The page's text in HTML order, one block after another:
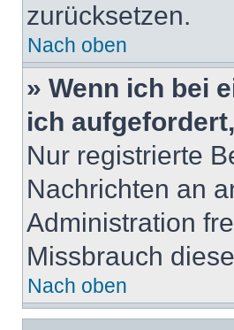
zurücksetzen.
Nach oben
» Wenn ich bei
ich
Nur registrierte
Nachrichten an
Administration
Missbrauch
Nach oben